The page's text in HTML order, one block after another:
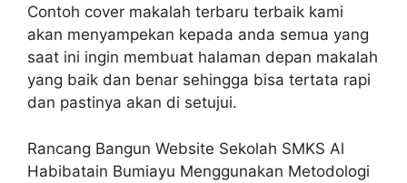
Contoh cover makalah terbaru terbaik kami
akan menyampekan kepada anda semua yang
saat ini ingin membuat halaman depan makalah
yang baik dan benar sehingga bisa tertata rapi
dan pastinya akan di setujui.
Rancang Bangun Website Sekolah SMKS Al
Habibatain Bumiayu Menggunakan Metodologi